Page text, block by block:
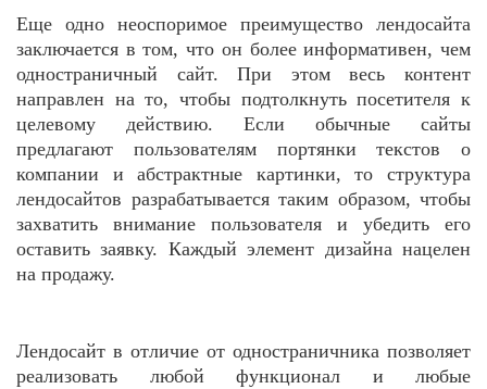
Еще одно неоспоримое преимущество лендосайта
заключается в том, что он более информативен, чем
одностраничный сайт. При этом весь контент
направлен на то, чтобы подтолкнуть посетителя к
целевому действию. Если обычные сайты
предлагают пользователям портянки текстов о
компании и абстрактные картинки, то структура
лендосайтов разрабатывается таким образом, чтобы
захватить внимание пользователя и убедить его
оставить заявку. Каждый элемент дизайна нацелен
на продажу.
Лендосайт в отличие от одностраничника позволяет
реализовать любой функционал и любые